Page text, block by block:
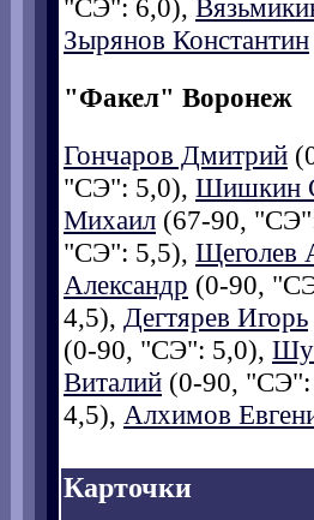
"СЭ": 6,0),
Зырянов Константин
"Факел" Воронеж
Гончаров Дмитрий
"СЭ": 5,0), Шишкин
Михаил (67-90,
"СЭ": 5,5), Щеголев
Александр (0-90,
4,5), Дегтярев Игорь
(0-90, "СЭ": 5,0),
Виталий (0-90,
4,5), Алхимов
Карточки